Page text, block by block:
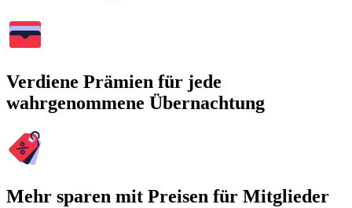
Verdiene Prämien für jede
wahrgenommene Übernachtung
Mehr sparen mit Preisen für Mitglieder